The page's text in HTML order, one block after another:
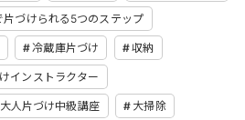
片づけられる5つのステップ
冷蔵庫片づけ 収納
インストラクター
大人片づけ中級講座 大掃除